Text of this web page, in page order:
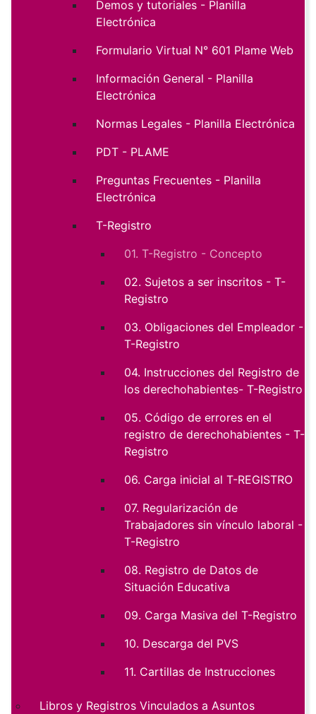
Demos y tutoriales - Planilla
Electrónica
Formulario Virtual N° 601 Plame Web
Información General - Planilla
Electrónica
Normas Legales - Planilla Electrónica
PDT - PLAME
Preguntas Frecuentes - Planilla
Electrónica
T-Registro
01. T-Registro - Concepto
02. Sujetos a ser inscritos - T-
Registro
03. Obligaciones del Empleador -
T-Registro
04. Instrucciones del Registro de
los derechohabientes- T-Registro
05. Código de errores en el
registro de derechohabientes - T-
Registro
06. Carga inicial al T-REGISTRO
07. Regularización de
Trabajadores sin vínculo laboral -
T-Registro
08. Registro de Datos de
Situación Educativa
09. Carga Masiva del T-Registro
10. Descarga del PVS
11. Cartillas de Instrucciones
Libros y Registros Vinculados a Asuntos